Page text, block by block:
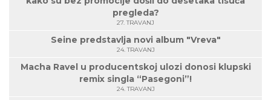
pregleda?
27. TRAVANJ
Seine predstavlja novi album "Vreva"
24. TRAVANJ
Macha Ravel u producentskoj ulozi donosi klupski
remix singla “Pasegoni”!
24. TRAVANJ